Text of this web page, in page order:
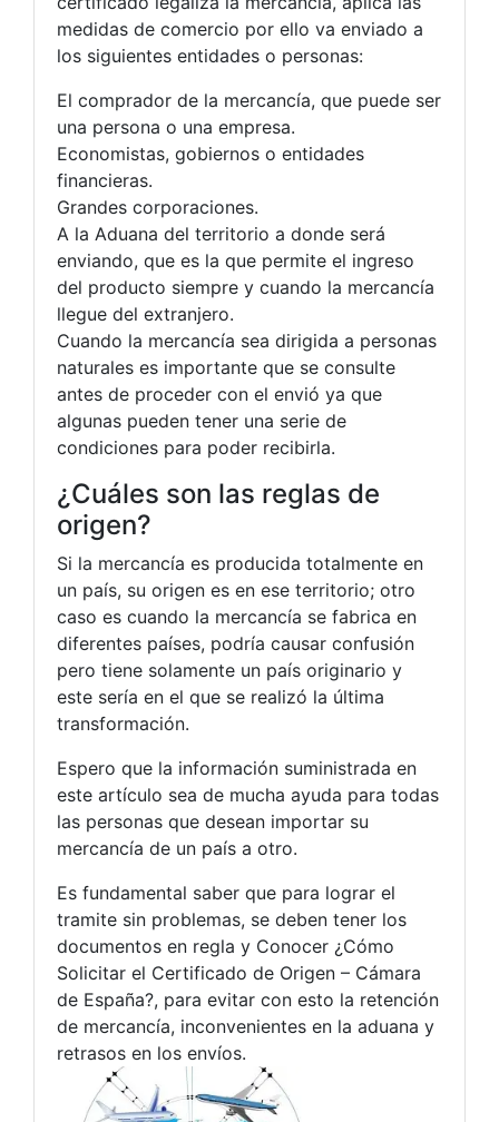
medidas de comercio por ello va enviado a
los siguientes entidades o personas:
El comprador de la mercancía, que puede ser
una persona o una empresa.
Economistas, gobiernos o entidades
financieras.
Grandes corporaciones.
A la Aduana del territorio a donde será
enviando, que es la que permite el ingreso
del producto siempre y cuando la mercancía
llegue del extranjero.
Cuando la mercancía sea dirigida a personas
naturales es importante que se consulte
antes de proceder con el envió ya que
algunas pueden tener una serie de
condiciones para poder recibirla.
¿Cuáles son las reglas de
origen?
Si la mercancía es producida totalmente en
un país, su origen es en ese territorio; otro
caso es cuando la mercancía se fabrica en
diferentes países, podría causar confusión
pero tiene solamente un país originario y
este sería en el que se realizó la última
transformación.
Espero que la información suministrada en
este artículo sea de mucha ayuda para todas
las personas que desean importar su
mercancía de un país a otro.
Es fundamental saber que para lograr el
tramite sin problemas, se deben tener los
documentos en regla y Conocer ¿Cómo
Solicitar el Certificado de Origen – Cámara
de España?, para evitar con esto la retención
de mercancía, inconvenientes en la aduana y
retrasos en los envíos.